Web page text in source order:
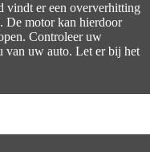
vindt er een oververhitting
De motor kan hierdoor
Controleer uw
van uw auto. Let er bij het